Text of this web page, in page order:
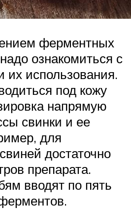
ферментных
ознакомиться с
их использования.
под кожу
напрямую
свинки и ее
для
достаточно
препарата.
вводят по пять